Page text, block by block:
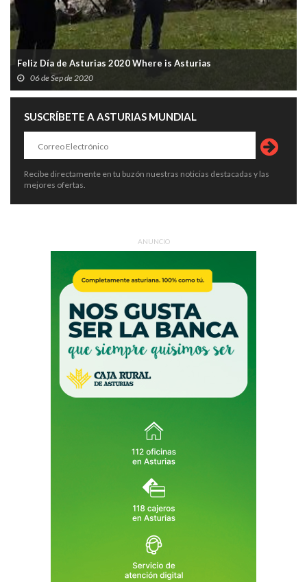
Feliz Día de Asturias 2020 Where is Asturias
06 de Sep de 2020
SUSCRÍBETE A ASTURIAS MUNDIAL
Recibe directamente en tu buzón nuestras noticias destacadas y las
mejores ofertas.
ANUNCIO